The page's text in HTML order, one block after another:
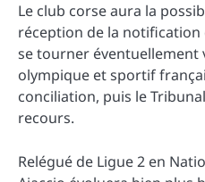
Le club corse aura la
réception de la notification
se tourner éventuellement
olympique et sportif
conciliation, puis le
recours.
Relégué de Ligue 2 en